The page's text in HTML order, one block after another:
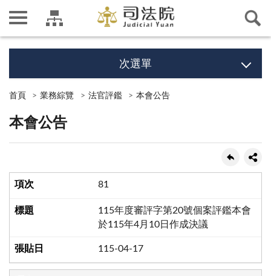
次選單
首頁 業務綜覽 法官評鑑 本會公告
本會公告
81
115年度審評字第20號個案評鑑本會
於115年4月10日作成決議
115-04-17